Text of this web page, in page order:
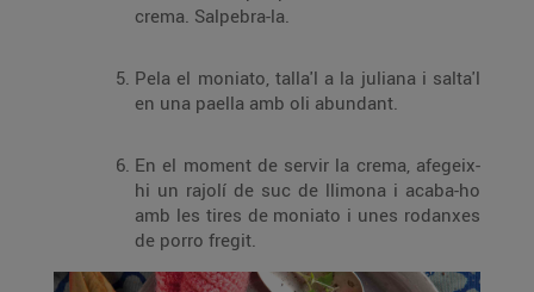
crema. Salpebra-la.
Pela el moniato, talla'l a la juliana i salta'l
en una paella amb oli abundant.
En el moment de servir la crema, afegeix-
hi un rajolí de suc de llimona i acaba-ho
amb les tires de moniato i unes rodanxes
de porro fregit.